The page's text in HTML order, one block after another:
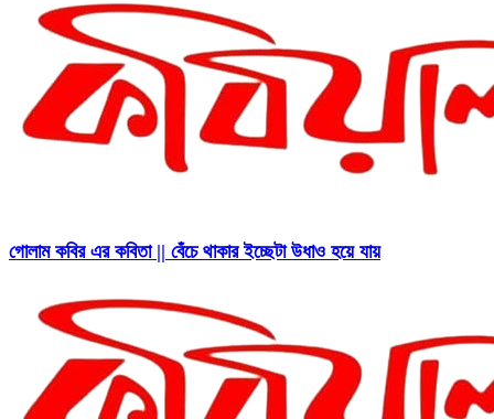
গোলাম কবির এর কবিতা || বেঁচে থাকার ইচ্ছেটা উধাও হয়ে যায়